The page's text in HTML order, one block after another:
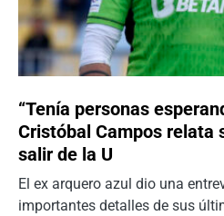
“Tenía personas
Cristóbal Campos relata
salir de la U
El ex arquero azul dio una
importantes detalles de sus